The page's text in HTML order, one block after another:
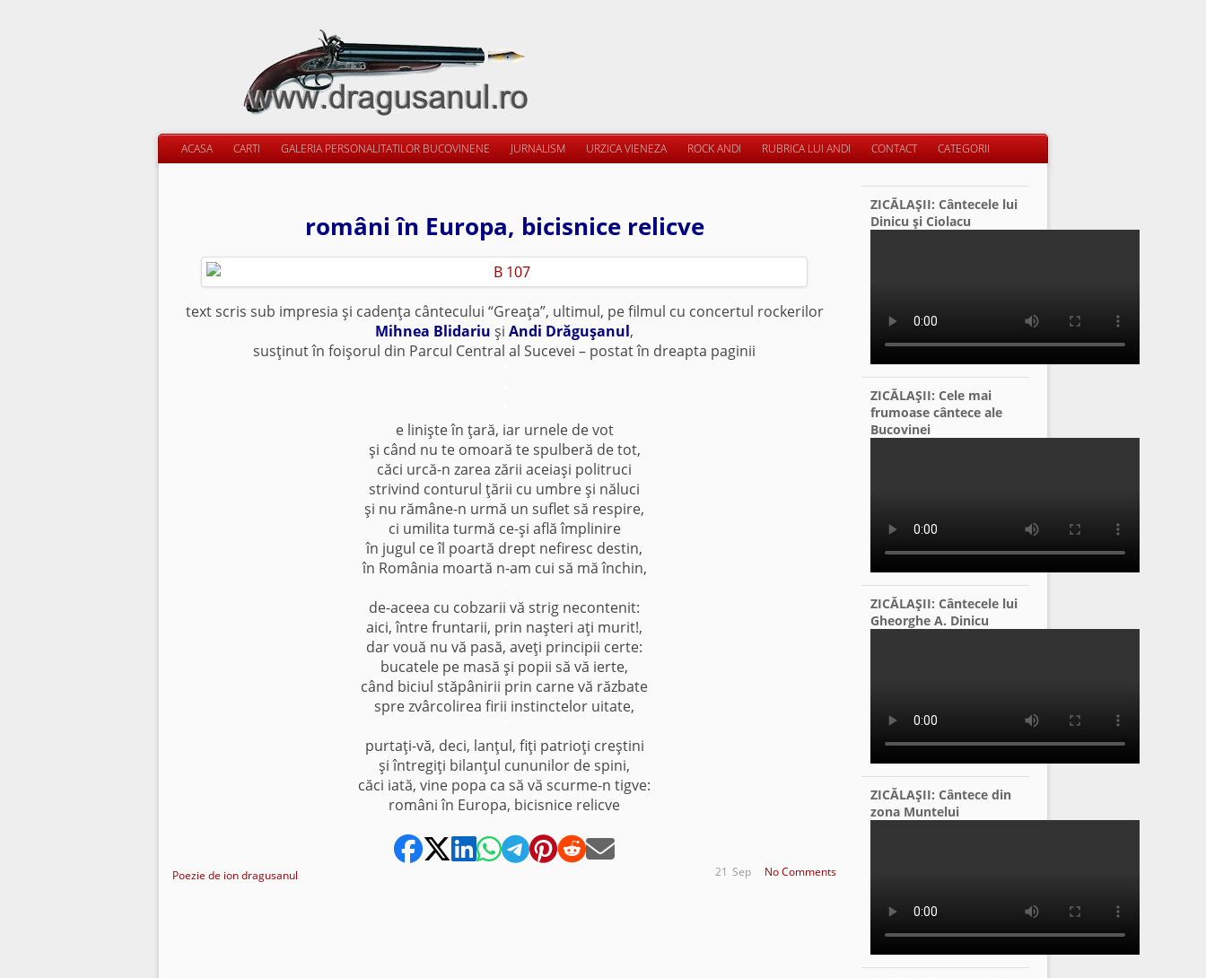
ACASA CARTI GALERIA PERSONALITATILOR BUCOVINENE JURNALISM URZICA VIENEZA ROCK ANDI RUBRICA LUI ANDI CONTACT CATEGORII
români în Europa, bicisnice relicve
text scris sub impresia şi cadenţa cântecului “Greaţa”, ultimul, pe filmul cu concertul rockerilor
Mihnea Blidariu şi Andi Drăguşanul,
susţinut în foişorul din Parcul Central al Sucevei – postat în dreapta paginii
e linişte în ţară, iar urnele de vot
şi când nu te omoară te spulberă de tot,
căci urcă-n zarea zării aceiaşi politruci
strivind conturul ţării cu umbre şi năluci
şi nu rămâne-n urmă un suflet să respire,
ci umilita turmă ce-şi află împlinire
în jugul ce îl poartă drept nefiresc destin,
în România moartă n-am cui să mă închin,
de-aceea cu cobzarii vă strig necontenit:
aici, între fruntarii, prin naşteri aţi murit!,
dar vouă nu vă pasă, aveţi principii certe:
bucatele pe masă şi popii să vă ierte,
când biciul stăpânirii prin carne vă răzbate
spre zvârcolirea firii instinctelor uitate,
purtaţi-vă, deci, lanţul, fiţi patrioţi creştini
şi întregiţi bilanţul cununilor de spini,
căci iată, vine popa ca să vă scurme-n tigve:
români în Europa, bicisnice relicve
Poezie de ion dragusanul No Comments
Sep
21
ZICĂLAŞII: Cântecele lui
Dinicu şi Ciolacu
ZICĂLAŞII: Cele mai
frumoase cântece ale
Bucovinei
ZICĂLAŞII: Cântecele lui
Gheorghe A. Dinicu
ZICĂLAŞII: Cântece din
zona Muntelui